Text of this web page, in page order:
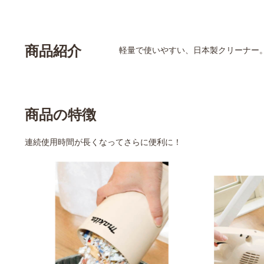
商品紹介 軽量で使いやすい、日本製クリーナー
商品の特徴
連続使用時間が長くなってさらに便利に！